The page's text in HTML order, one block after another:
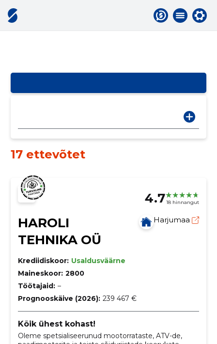
17 ettevõtet
4.718 hinnangut
HAROLI
TEHNIKA OÜ
Harjumaa
Krediidiskoor: Usaldusväärne
Maineskoor: 2800
Töötajaid: –
Prognooskäive (2026): 239 467 €
Kõik ühest kohast!
Oleme spetsialiseerunud mootorrataste, ATV-de,